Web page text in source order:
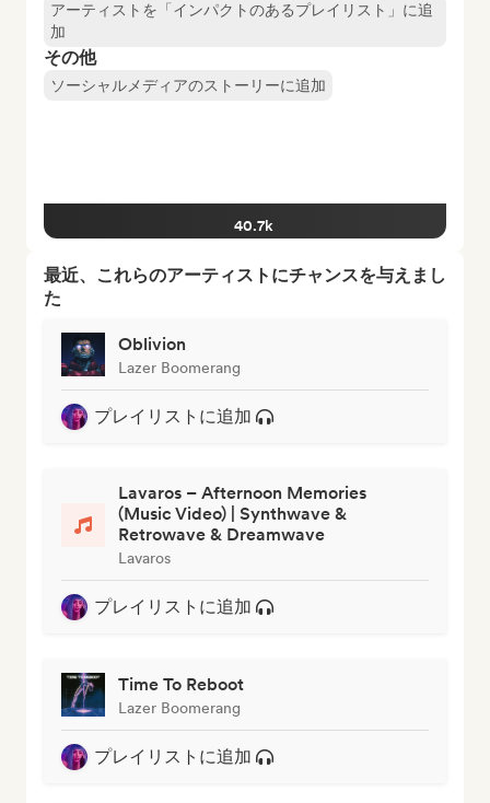
アーティストを「インパクトのあるプレイリスト」に追
加
その他
ソーシャルメディアのストーリーに追加
40.7k
最近、これらのアーティストにチャンスを与えまし
た
Oblivion
Lazer Boomerang
プレイリストに追加
Lavaros – Afternoon Memories
(Music Video) | Synthwave &
Retrowave & Dreamwave
Lavaros
プレイリストに追加
Time To Reboot
Lazer Boomerang
プレイリストに追加